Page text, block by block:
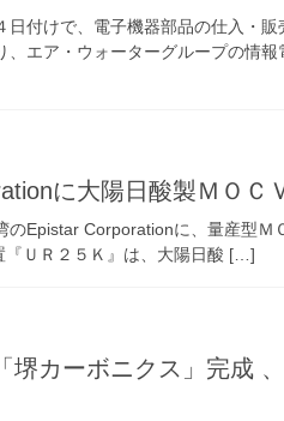
付けで、電子機器部品の仕入・
エア・ウォーターグループの情
に大陽日酸製ＭＯＣ
Epistar Corporationに、量産型Ｍ
ＵＲ２５Ｋ』は、大陽日酸 […]
堺カーボニクス」完成